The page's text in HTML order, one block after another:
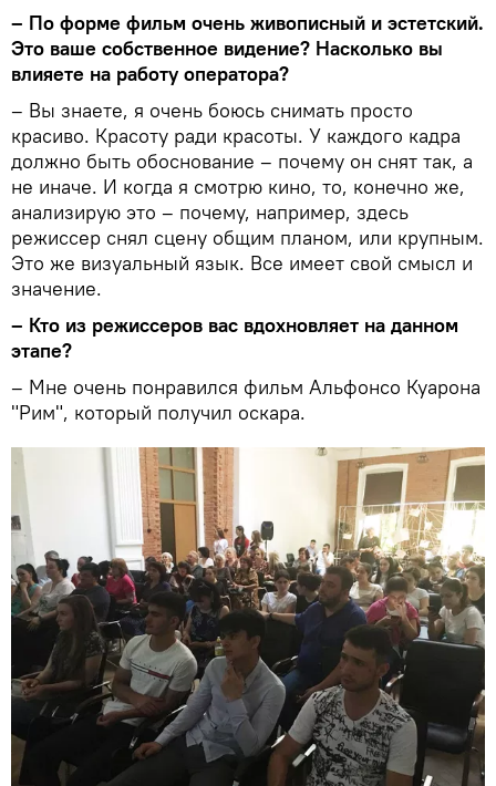
– По форме фильм очень живописный и эстетский.
Это ваше собственное видение? Насколько вы
влияете на работу оператора?
– Вы знаете, я очень боюсь снимать просто
красиво. Красоту ради красоты. У каждого кадра
должно быть обоснование – почему он снят так, а
не иначе. И когда я смотрю кино, то, конечно же,
анализирую это – почему, например, здесь
режиссер снял сцену общим планом, или крупным.
Это же визуальный язык. Все имеет свой смысл и
значение.
– Кто из режиссеров вас вдохновляет на данном
этапе?
– Мне очень понравился фильм Альфонсо Куарона
"Рим", который получил оскара.